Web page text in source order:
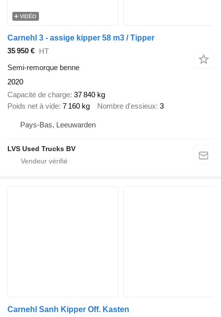
VIDÉO
Carnehl 3 - assige kipper 58 m3 / Tipper
35 950 € HT
Semi-remorque benne
2020
Capacité de charge 37 840 kg
Poids net à vide 7 160 kg Nombre d'essieux 3
Pays-Bas, Leeuwarden
LVS Used Trucks BV
Carnehl Sanh Kipper Off. Kasten